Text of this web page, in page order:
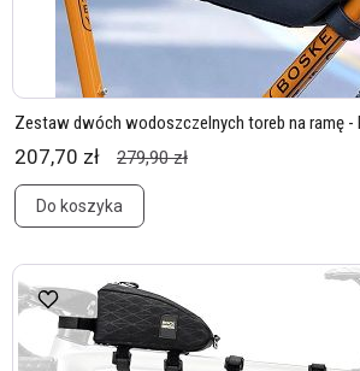
Zestaw dwóch wodoszczelnych toreb na ramę -
207,70 zł 279,90 zł
Do koszyka